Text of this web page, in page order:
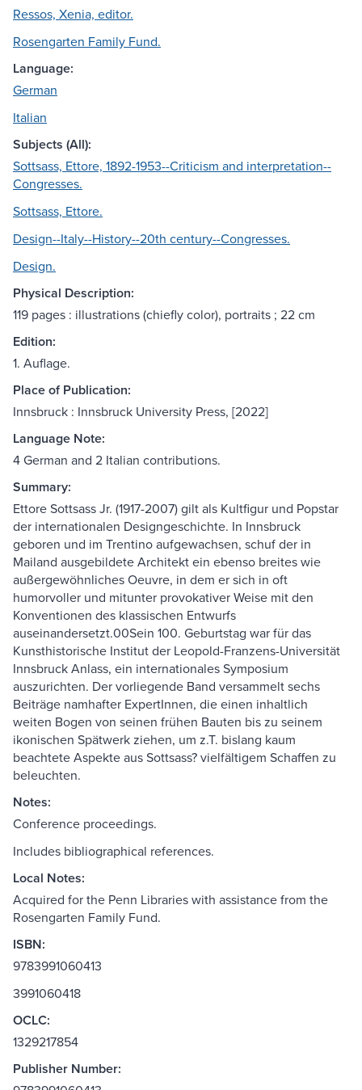
Ressos, Xenia, editor.
Rosengarten Family Fund.
Language:
German
Italian
Subjects (All):
Sottsass, Ettore, 1892-1953--Criticism and interpretation--
Congresses.
Sottsass, Ettore.
Design--Italy--History--20th century--Congresses.
Design.
Physical Description:
119 pages : illustrations (chiefly color), portraits ; 22 cm
Edition:
1. Auflage.
Place of Publication:
Innsbruck : Innsbruck University Press, [2022]
Language Note:
4 German and 2 Italian contributions.
Summary:
Ettore Sottsass Jr. (1917-2007) gilt als Kultfigur und Popstar
der internationalen Designgeschichte. In Innsbruck
geboren und im Trentino aufgewachsen, schuf der in
Mailand ausgebildete Architekt ein ebenso breites wie
außergewöhnliches Oeuvre, in dem er sich in oft
humorvoller und mitunter provokativer Weise mit den
Konventionen des klassischen Entwurfs
auseinandersetzt.00Sein 100. Geburtstag war für das
Kunsthistorische Institut der Leopold-Franzens-Universität
Innsbruck Anlass, ein internationales Symposium
auszurichten. Der vorliegende Band versammelt sechs
Beiträge namhafter ExpertInnen, die einen inhaltlich
weiten Bogen von seinen frühen Bauten bis zu seinem
ikonischen Spätwerk ziehen, um z.T. bislang kaum
beachtete Aspekte aus Sottsass? vielfältigem Schaffen zu
beleuchten.
Notes:
Conference proceedings.
Includes bibliographical references.
Local Notes:
Acquired for the Penn Libraries with assistance from the
Rosengarten Family Fund.
ISBN:
9783991060413
3991060418
OCLC:
1329217854
Publisher Number: